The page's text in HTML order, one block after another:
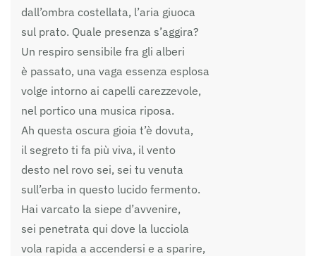
dall’ombra costellata, l’aria giuoca
sul prato. Quale presenza s’aggira?
Un respiro sensibile fra gli alberi
è passato, una vaga essenza esplosa
volge intorno ai capelli carezzevole,
nel portico una musica riposa.
Ah questa oscura gioia t’è dovuta,
il segreto ti fa più viva, il vento
desto nel rovo sei, sei tu venuta
sull’erba in questo lucido fermento.
Hai varcato la siepe d’avvenire,
sei penetrata qui dove la lucciola
vola rapida a accendersi e a sparire,